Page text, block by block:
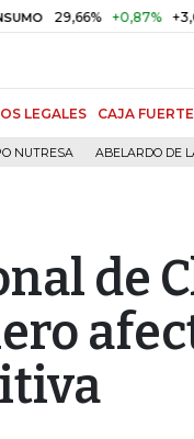
29,66% +0,87% +3,02%
LEGALES CAJA FUERTE
NUTRESA ABELARDO DE
de